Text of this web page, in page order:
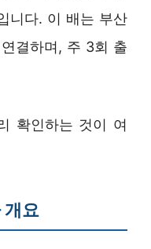
니다. 이 배는 부산
결하며, 주 3회 출
확인하는 것이 여
개요